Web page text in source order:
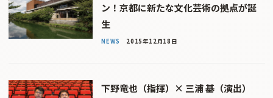
ン！京都に新たな文化芸術の拠点が誕
生
NEWS 2015年12月18日
下野竜也（指揮）× 三浦 基（演出）